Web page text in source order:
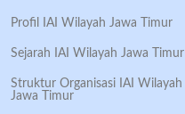
Profil IAI Wilayah Jawa Timur
Sejarah IAI Wilayah Jawa Timur
Struktur Organisasi IAI Wilayah
Jawa Timur